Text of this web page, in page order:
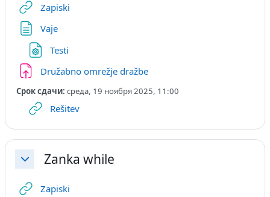
ZapiskiГиперссылка
VajeСтраница
Testi
Družabno omrežje dražbeЗадание
Срок сдачи: среда, 19 ноября 2025, 11:00
RešitevГиперссылка
СвернутьZanka while
ZapiskiГиперссылка